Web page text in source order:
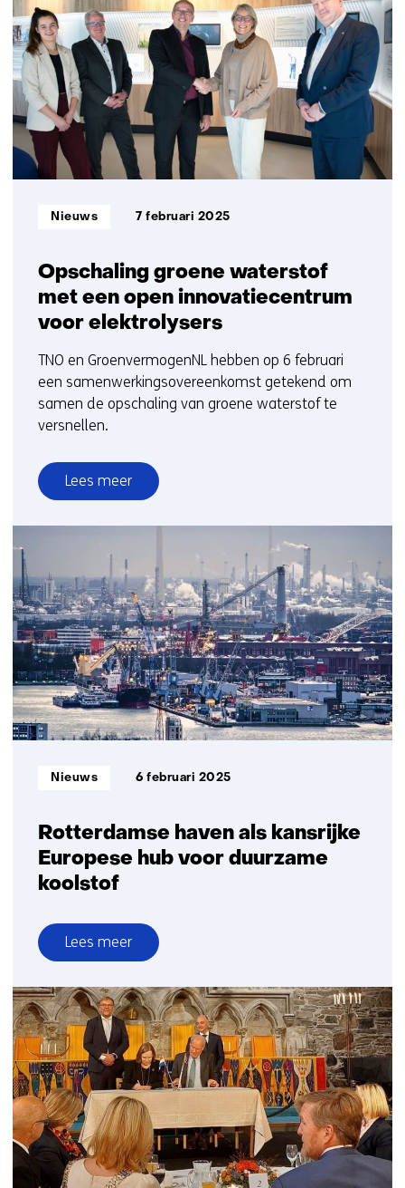
met
ons
op)
getoond
11
t/m
15
Opschaling groene waterstof
met een open innovatiecentrum
voor elektrolysers
Informatietype:
Nieuws 7 februari 2025
TNO en GroenvermogenNL hebben op 6 februari
een samenwerkingsovereenkomst getekend om
samen de opschaling van groene waterstof te
versnellen.
Lees meer
over
Opschaling
waterstof
met
een
open
innovatiecentrum
voor
elektrolysers
Rotterdamse haven als kansrijke
Europese hub voor duurzame
koolstof
Informatietype:
Nieuws 6 februari 2025
Lees meer
over
Rotterdamse
haven
als
kansrijke
Europese
hub
voor
duurzame
koolstof